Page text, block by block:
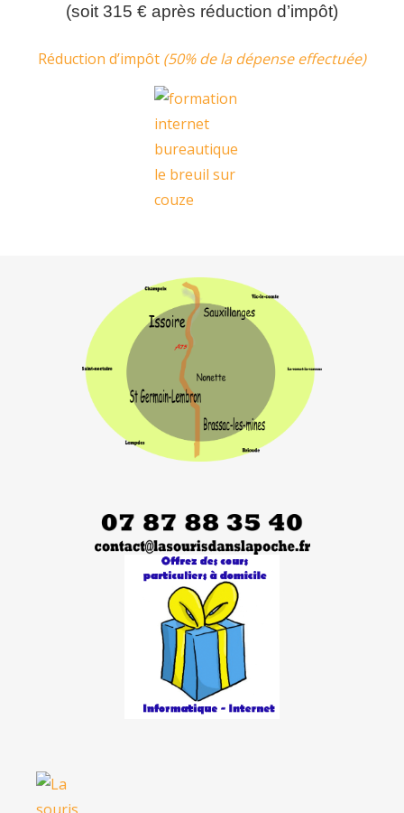
(soit 315 € après réduction d’impôt)
Réduction d’impôt (50% de la dépense effectuée)